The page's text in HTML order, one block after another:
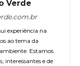
Verde
experiência na
ao tema da
Estamos
interessantes e de